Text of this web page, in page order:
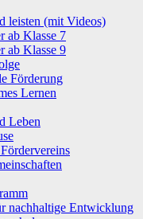
leisten (mit Videos)
ab Klasse 7
ab Klasse 9
Förderung
Lernen
Leben
nachhaltige Entwicklung